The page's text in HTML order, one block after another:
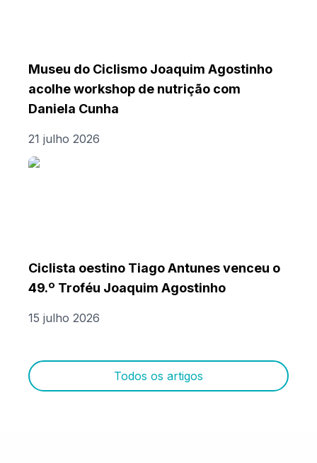
Museu do Ciclismo Joaquim Agostinho
acolhe workshop de nutrição com
Daniela Cunha
21 julho 2026
Ciclista oestino Tiago Antunes venceu o
49.º Troféu Joaquim Agostinho
15 julho 2026
Todos os artigos